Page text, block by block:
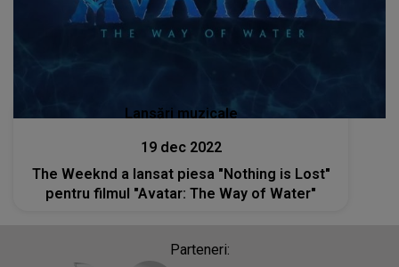
Lansări muzicale
19 dec 2022
The Weeknd a lansat piesa "Nothing is Lost"
pentru filmul "Avatar: The Way of Water"
Parteneri: